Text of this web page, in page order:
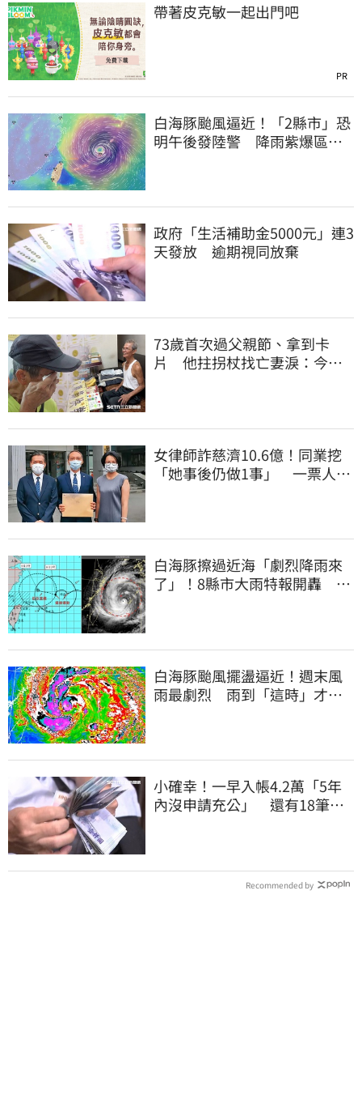
帶著皮克敏一起出門吧
PR
白海豚颱風逼近！「2縣市」恐
明午後發陸警 降雨紫爆區域
政府「生活補助金5000元」連3
天發放 逾期視同放棄
73歲首次過父親節、拿到卡
片 他拄拐杖找亡妻淚：今天
女律師詐慈濟10.6億！同業挖
「她事後仍做1事」 一票人急
白海豚擦過近海「劇烈降雨來
了」！8縣市大雨特報開轟 今
白海豚颱風擺盪逼近！週末風
雨最劇烈 雨到「這時」才趨
小確幸！一早入帳4.2萬「5年
內沒申請充公」 還有18筆錢
Recommended by